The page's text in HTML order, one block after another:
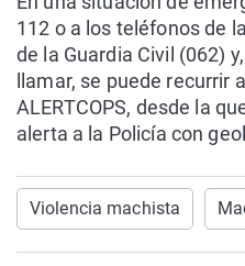
112 o a los teléfonos de
de la Guardia Civil (062)
llamar, se puede recurrir
ALERTCOPS, desde la
alerta a la Policía con
Violencia machista